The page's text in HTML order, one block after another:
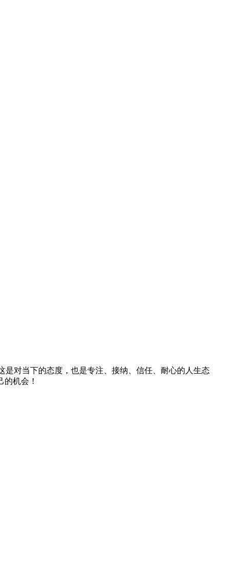
是对当下的态度，也是专注、接纳、信任、耐心的人生态
机会！